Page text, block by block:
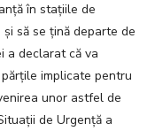
în stațiile de
să se țină departe de
a declarat că va
implicate pentru
unor astfel de
de Urgență a